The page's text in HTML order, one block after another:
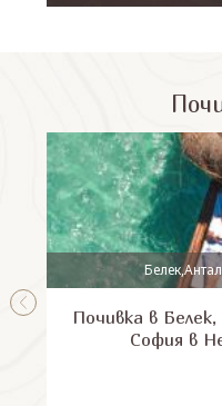
Почивка в
София в